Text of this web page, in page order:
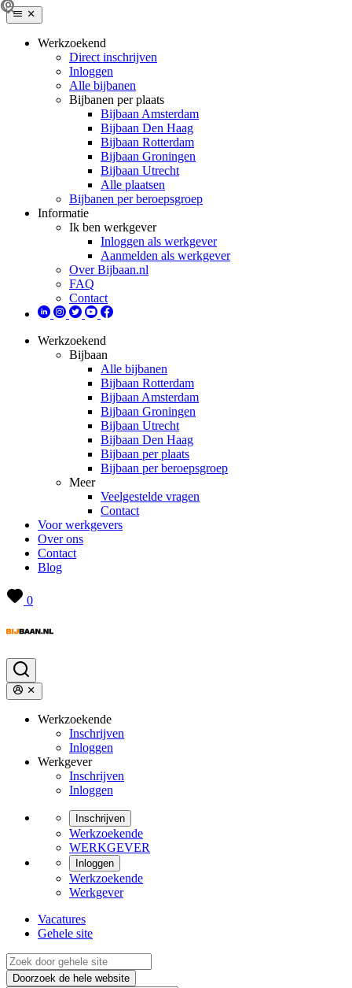
Werkzoekend
Direct inschrijven
Inloggen
Alle bijbanen
Bijbanen per plaats
Bijbaan Amsterdam
Bijbaan Den Haag
Bijbaan Rotterdam
Bijbaan Groningen
Bijbaan Utrecht
Alle plaatsen
Bijbanen per beroepsgroep
Informatie
Ik ben werkgever
Inloggen als werkgever
Aanmelden als werkgever
Over Bijbaan.nl
FAQ
Contact
Werkzoekend
Bijbaan
Alle bijbanen
Bijbaan Rotterdam
Bijbaan Amsterdam
Bijbaan Groningen
Bijbaan Utrecht
Bijbaan Den Haag
Bijbaan per plaats
Bijbaan per beroepsgroep
Meer
Veelgestelde vragen
Contact
Voor werkgevers
Over ons
Contact
Blog
0
Werkzoekende
Inschrijven
Inloggen
Werkgever
Inschrijven
Inloggen
Inschrijven
Werkzoekende
WERKGEVER
Inloggen
Werkzoekende
Werkgever
Vacatures
Gehele site